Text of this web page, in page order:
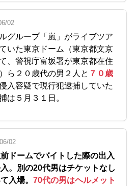
02
グループ「嵐」がライブツア
いた東京ドーム（東京都文京
、警視庁富坂署が東京都在住
ら２０歳代の男２人と ７０歳
入容疑で現行犯逮捕していた
は５月３１日。
02
ドームでバイトした際の出入
。別の20代男はチケットなし
入場。 70代の男はヘルメット